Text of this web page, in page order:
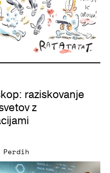
raziskovanje
z
Perdih